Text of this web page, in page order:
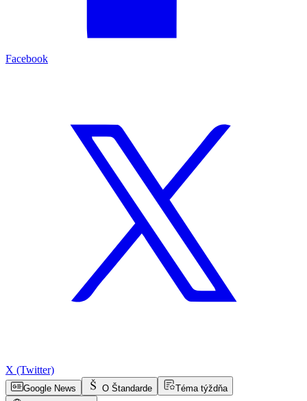
Facebook
X (Twitter)
Google News O Štandarde
Téma týždňa